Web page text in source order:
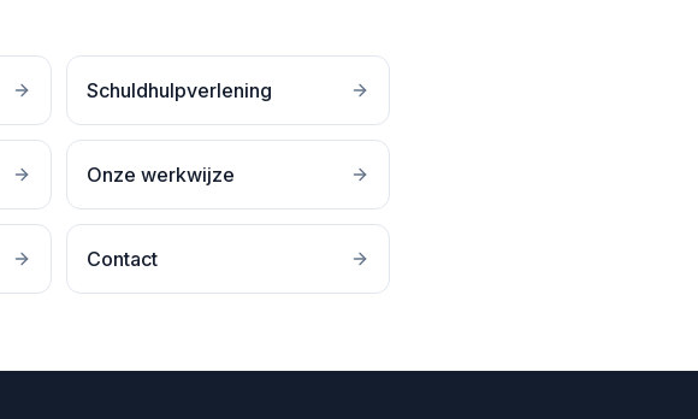
Schuldhulpverlening
Onze werkwijze
Contact